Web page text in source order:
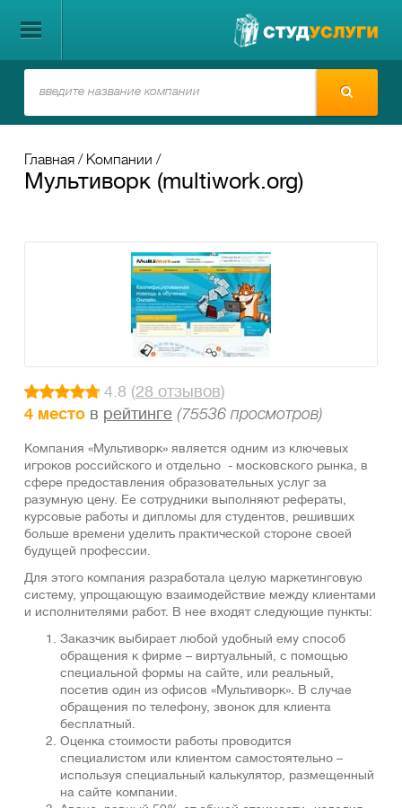
Главная Компании
Мультиворк (multiwork.org)
4.8 (28 отзывов)
4 место в рейтинге (75536 просмотров)
Компания «Мультиворк» является одним из ключевых
игроков российского и отдельно - московского рынка, в
сфере предоставления образовательных услуг за
разумную цену. Ее сотрудники выполняют рефераты,
курсовые работы и дипломы для студентов, решивших
больше времени уделить практической стороне своей
будущей профессии.
Для этого компания разработала целую маркетинговую
систему, упрощающую взаимодействие между клиентами
и исполнителями работ. В нее входят следующие пункты:
Заказчик выбирает любой удобный ему способ
обращения к фирме – виртуальный, с помощью
специальной формы на сайте, или реальный,
посетив один из офисов «Мультиворк». В случае
обращения по телефону, звонок для клиента
бесплатный.
Оценка стоимости работы проводится
специалистом или клиентом самостоятельно –
используя специальный калькулятор, размещенный
на сайте компании.